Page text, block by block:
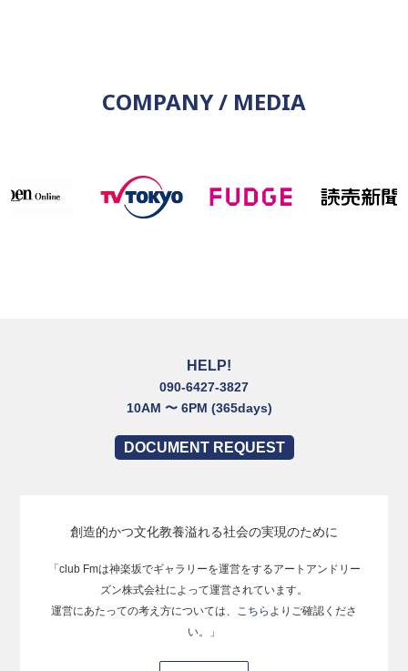
COMPANY / MEDIA
HELP!
090-6427-3827
10AM 〜 6PM (365days)
DOCUMENT REQUEST
創造的かつ文化教養溢れる社会の実現のために
「club Fmは神楽坂でギャラリーを運営をするアートアンドリー
ズン株式会社によって運営されています。
運営にあたっての考え方については、 こちら よりご確認くださ
い。」